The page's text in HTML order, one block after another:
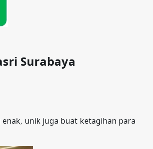
Surabaya
unik juga buat ketagihan para